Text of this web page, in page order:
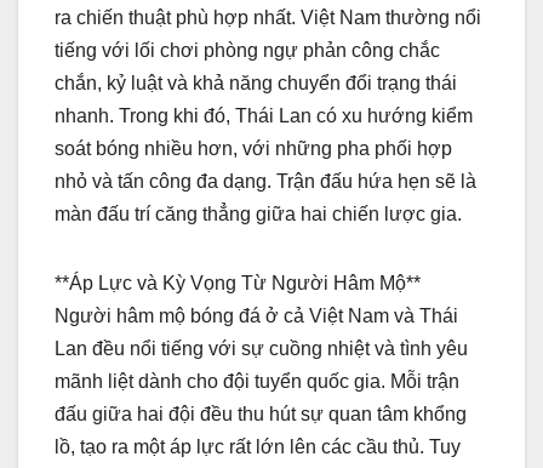
ra chiến thuật phù hợp nhất. Việt Nam thường nổi
tiếng với lối chơi phòng ngự phản công chắc
chắn, kỷ luật và khả năng chuyển đổi trạng thái
nhanh. Trong khi đó, Thái Lan có xu hướng kiểm
soát bóng nhiều hơn, với những pha phối hợp
nhỏ và tấn công đa dạng. Trận đấu hứa hẹn sẽ là
màn đấu trí căng thẳng giữa hai chiến lược gia.
**Áp Lực và Kỳ Vọng Từ Người Hâm Mộ**
Người hâm mộ bóng đá ở cả Việt Nam và Thái
Lan đều nổi tiếng với sự cuồng nhiệt và tình yêu
mãnh liệt dành cho đội tuyển quốc gia. Mỗi trận
đấu giữa hai đội đều thu hút sự quan tâm khổng
lồ, tạo ra một áp lực rất lớn lên các cầu thủ. Tuy